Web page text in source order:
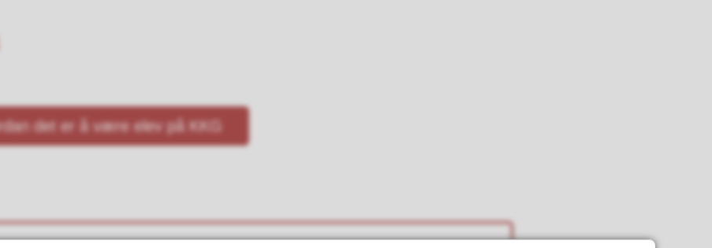
det er å være elev på KKG